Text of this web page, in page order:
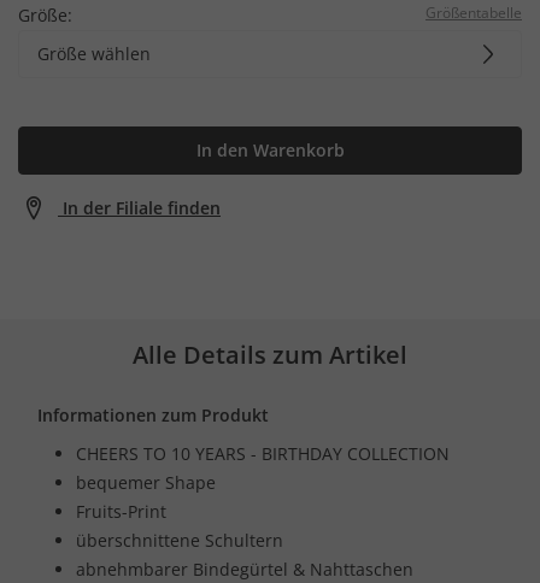
Größe: Größentabelle
Größe wählen
In den Warenkorb
In der Filiale finden
Alle Details zum Artikel
Informationen zum Produkt
CHEERS TO 10 YEARS - BIRTHDAY COLLECTION
bequemer Shape
Fruits-Print
überschnittene Schultern
abnehmbarer Bindegürtel & Nahttaschen